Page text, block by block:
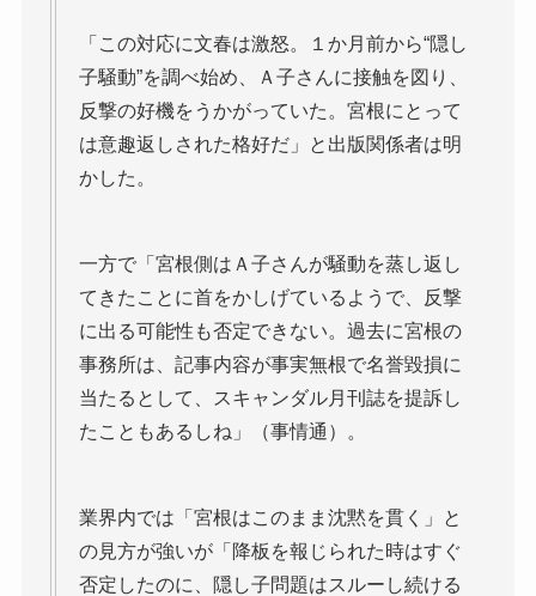
「この対応に文春は激怒。１か月前から“隠し
子騒動”を調べ始め、Ａ子さんに接触を図り、
反撃の好機をうかがっていた。宮根にとって
は意趣返しされた格好だ」と出版関係者は明
かした。
一方で「宮根側はＡ子さんが騒動を蒸し返し
てきたことに首をかしげているようで、反撃
に出る可能性も否定できない。過去に宮根の
事務所は、記事内容が事実無根で名誉毀損に
当たるとして、スキャンダル月刊誌を提訴し
たこともあるしね」（事情通）。
業界内では「宮根はこのまま沈黙を貫く」と
の見方が強いが「降板を報じられた時はすぐ
否定したのに、隠し子問題はスルーし続ける